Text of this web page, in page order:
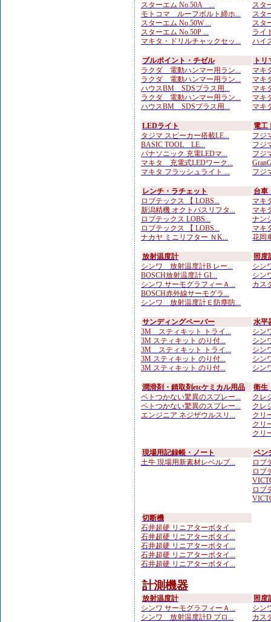
スターエム No.50A ...
モトコマ ルーフボルト締ホ...
スターエム No.50W ...
スターエム No.50P ...
マキタ・ドリルチャックセッ...
スタ
スタ
スタ
ライ
ハイ
ブルポイント・チゼル
ラクダ 電動ハンマー用ラン...
ラクダ 電動ハンマー用ラン...
ハウスBM SDSプラス用...
ラクダ 電動ハンマー用ラン...
ハウスBM SDSプラス用...
ト
マキ
マキ
マキ
マキ
マキ
LEDライト
タジマ スピーカー搭載LE...
BASIC TOOL LE...
パナソニック 充電LEDマ...
マキタ 充電式LEDワーク...
マキタ フラッシュライト ...
電工
フジ
フジ
フジ
フジ
レンチ・ラチェット
ロブテックス 【 LOBS...
新潟精機 オクトパスリフタ...
ロブテックス LOBS...
ロブテックス 【 LOBS...
ナカヤ ミニリフター ＮK...
台車
マキ
マキ
ナン
マキ
花岡
放射温度計
シンワ 放射温度計B レー...
BOSCH放射温度計 GI...
シンワ サーモグラフィーＡ...
BOSCH赤外線サーモグラ...
シンワ 放射温度計Ｅ防塵防...
照度
シン
シン
カス
サンディングペーパー
3M スティキット トライ...
3M スティキット のり付...
3M スティキット トライ...
3M スティキット のり付...
3M スティキット のり付...
水平
シン
シン
シン
シン
シン
潤滑剤・錆取剤etcケミカル用品
ベトつかない驚異のスプレー...
ベトつかない驚異のスプレー...
エンジニア ネジザウルスリ...
衛生
クレ
クレ
クリ
クリ
クリ
現場用記録帳・ノート
土牛 現場用新素材レベルブ...
ペン
ロブ
ロブ
ロブ
切断機
石井超硬 リニアターボタイ...
石井超硬 リニアターボタイ...
石井超硬 リニアターボタイ...
石井超硬 リニアターボタイ...
石井超硬 リニアターボタイ...
計測機器
放射温度計
シンワ サーモグラフィーＡ...
シンワ 放射温度計D プロ...
照度
シン
カス